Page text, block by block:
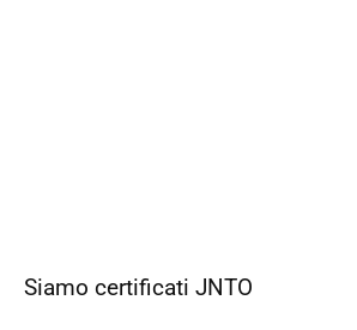
Siamo certificati JNTO